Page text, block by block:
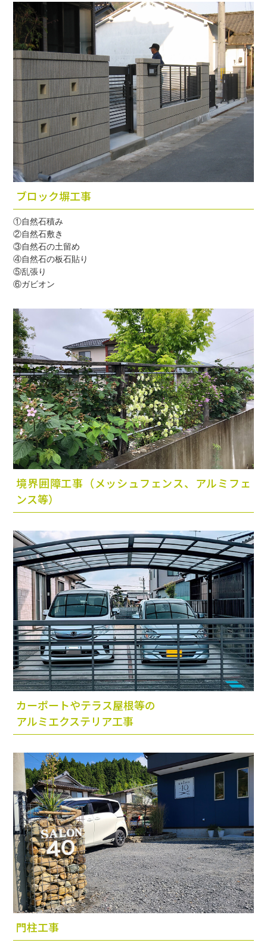
ブロック塀工事
①自然石積み
②自然石敷き
③自然石の土留め
④自然石の板石貼り
⑤乱張り
⑥ガビオン
境界囲障工事 （メッシュフェンス、アルミフェ
ンス等）
カーポートやテラス屋根等の
アルミエクステリア工事
門柱工事